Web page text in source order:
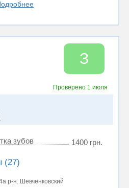
З
Проверено 1 июля
зубов 1400 грн.
(27)
р-н. Шевченковский